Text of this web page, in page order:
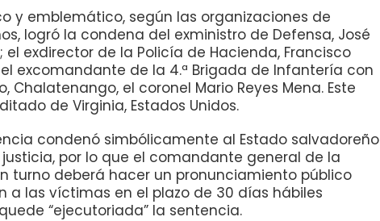
y emblemático, según las organizaciones de
logró la condena del exministro de Defensa, José
el exdirector de la Policía de Hacienda, Francisco
excomandante de la 4.ª Brigada de Infantería con
Chalatenango, el coronel Mario Reyes Mena. Este
de Virginia, Estados Unidos.
condenó simbólicamente al Estado salvadoreño
por lo que el comandante general de la
turno deberá hacer un pronunciamiento público
a las víctimas en el plazo de 30 días hábiles
“ejecutoriada” la sentencia.